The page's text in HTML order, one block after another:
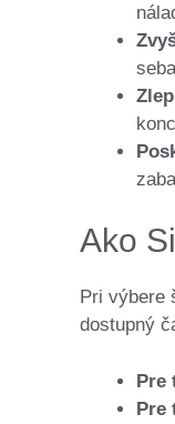
Ako
Pri výbere
dostupný
Pre
Pre